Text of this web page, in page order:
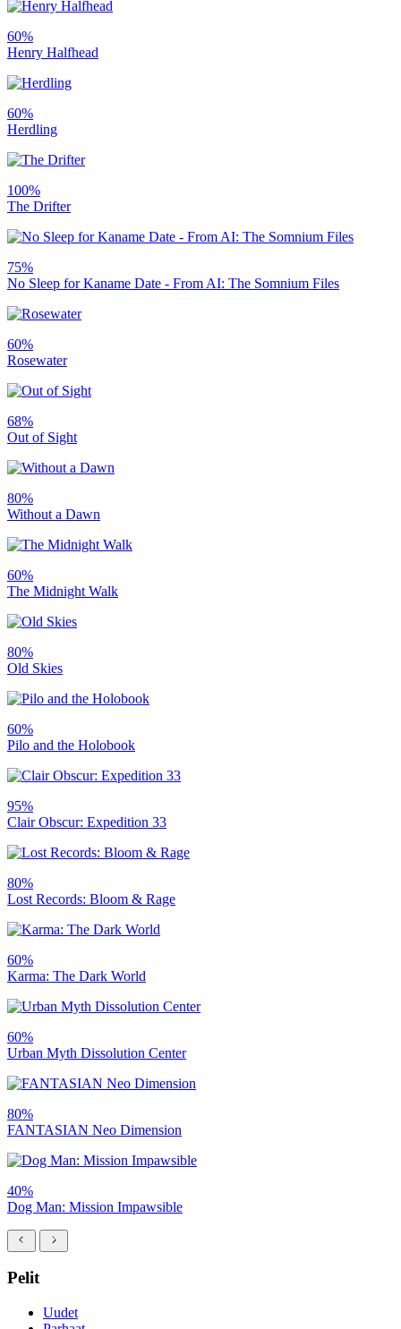
60%
Henry Halfhead
60%
Herdling
100%
The Drifter
75%
No Sleep for Kaname Date - From AI: The Somnium Files
60%
Rosewater
68%
Out of Sight
80%
Without a Dawn
60%
The Midnight Walk
80%
Old Skies
60%
Pilo and the Holobook
95%
Clair Obscur: Expedition 33
80%
Lost Records: Bloom & Rage
60%
Karma: The Dark World
60%
Urban Myth Dissolution Center
80%
FANTASIAN Neo Dimension
40%
Dog Man: Mission Impawsible
Pelit
Uudet